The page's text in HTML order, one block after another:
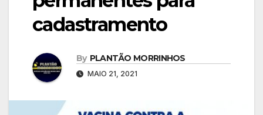
cadastramento
By PLANTÃO MORRINHOS
MAIO 21, 2021